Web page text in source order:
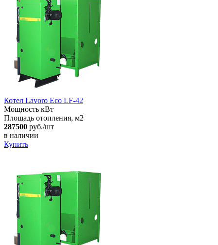
Котел Lavoro Eco LF-42
Мощность кВт
Площадь отопления, м2
287500 руб./шт
в наличии
Купить